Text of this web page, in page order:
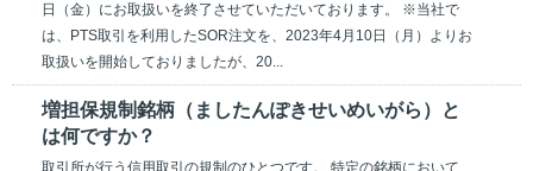
日（金）にお取扱いを終了させていただいております。 ※当社で
は、PTS取引を利用したSOR注文を、2023年4月10日（月）よりお
取扱いを開始しておりましたが、20...
増担保規制銘柄（ましたんぽきせいめいがら）と
は何ですか？
取引所が行う信用取引の規制のひとつです。 特定の銘柄において、